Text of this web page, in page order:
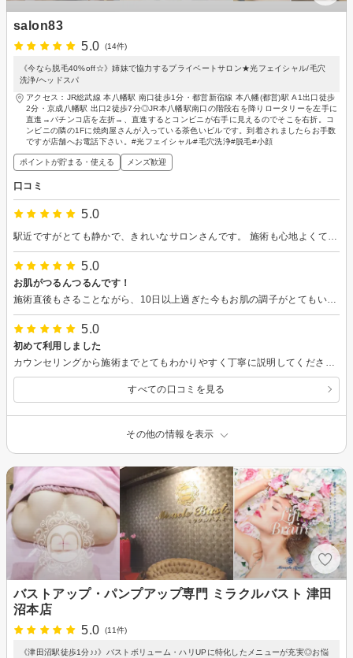
salon83
5.0
(14件)
《今なら脱毛40%off☆》姉妹で協力するプライベートサロン★光フェイシャル/毛穴
洗浄/ヘッドスパ
アクセス：JR総武線 本八幡駅 南口徒歩1分・都営新宿線 本八幡(都営)駅 A1出口徒歩
2分・京成八幡駅 出口2徒歩7分◎JR本八幡駅南口の階段右を降りロータリーを左手に
直進→パチンコ店を左折→、直進するとコンビニが右手に見えるのでそこを右折。コ
ンビニの隣の1Fに焼肉屋さんが入っている茶色いビルです。到着されましたらお手数
ですが店舗へお電話下さい。#光フェイシャル#毛穴洗浄#脱毛#小顔
ポイントが貯まる・使える メンズ歓迎
口コミ
5.0
5.0
お肌がつるんつるんです！
施術直後もさることながら、10日以上過ぎた今もお肌の調子がとてもいいです。メイクする時も、ですが、メイク落としで肌を触るのが気持ちいいです。 サロンの雰囲気もよかったですし、追加メニューの無理なゴリ押し等なくて、不愉快な思いを全くしませんでした。
5.0
初めて利用しました
すべての口コミを見る
その他の情報を表示
バストアップ・パンプアップ専門 ミラクルバスト 津田
沼本店
5.0
(11件)
《津田沼駅徒歩1分♪♪》バストボリューム・ハリUPに特化したメニューが充実◎お悩